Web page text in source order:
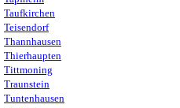
Taufkirchen
Teisendorf
Thannhausen
Thierhaupten
Tittmoning
Traunstein
Tuntenhausen